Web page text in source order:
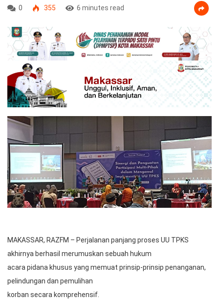
0 355 6 minutes read
MAKASSAR, RAZFM – Perjalanan panjang proses UU TPKS
akhirnya berhasil merumuskan sebuah hukum
acara pidana khusus yang memuat prinsip-prinsip penanganan,
pelindungan dan pemulihan
korban secara komprehensif.